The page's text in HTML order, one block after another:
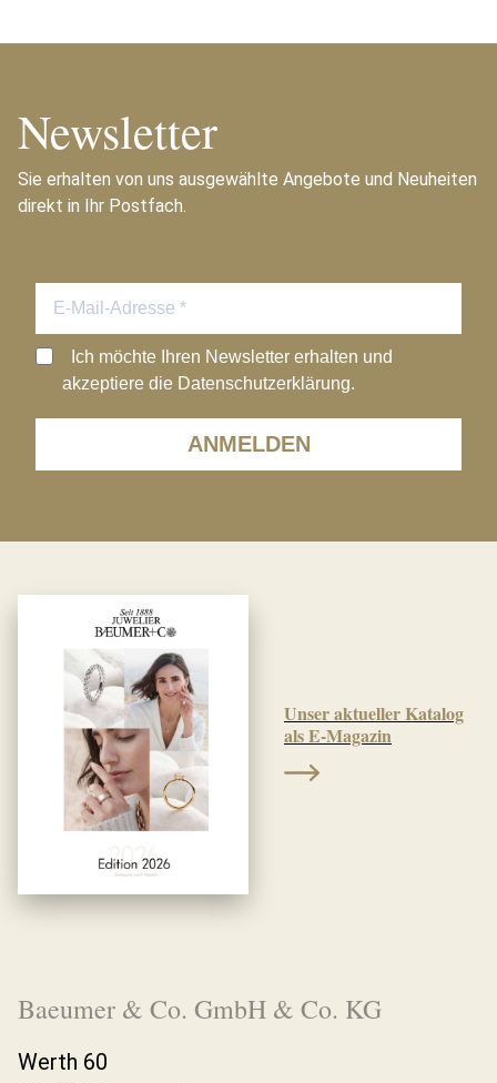
Newsletter
Sie erhalten von uns ausgewählte Angebote und Neuheiten
direkt in Ihr Postfach.
ANMELDEN
Ich möchte Ihren Newsletter erhalten und
akzeptiere die Datenschutzerklärung.
Unser aktueller Katalog
als E-Magazin
Baeumer & Co. GmbH & Co. KG
Werth 60